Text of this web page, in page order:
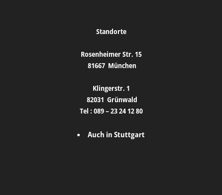
Standorte
Rosenheimer Str. 15
81667 München
Klingerstr. 1
82031 Grünwald
Tel : 089 – 23 24 12 80
Auch in Stuttgart